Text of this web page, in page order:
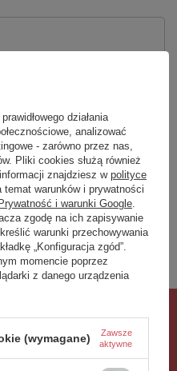
działania
analizować
- zarówno przez nas,
Pliki cookies służą również
znajdziesz wpolityce
temat warunków i prywatności
i warunki Google
zgodę na ich zapisywanie
warunki przechowywania
„Konfiguracja zgód”.
momencie poprzez
z danego urządzenia
(wymagane)
Zawsze
aktywne